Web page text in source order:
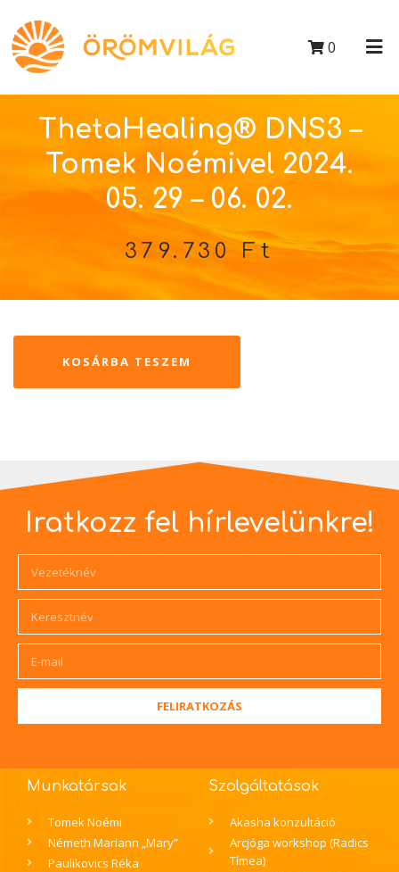
0
ThetaHealing® DNS3 –
Tomek Noémivel 2024.
05. 29 – 06. 02.
379.730 Ft
KOSÁRBA TESZEM
Iratkozz fel hírlevelünkre!
FELIRATKOZÁS
Munkatársak
Tomek Noémi
Németh Mariann „Mary”
Paulikovics Réka
Szolgáltatások
Akasha konzultáció
Arcjóga workshop (Radics
Tímea)